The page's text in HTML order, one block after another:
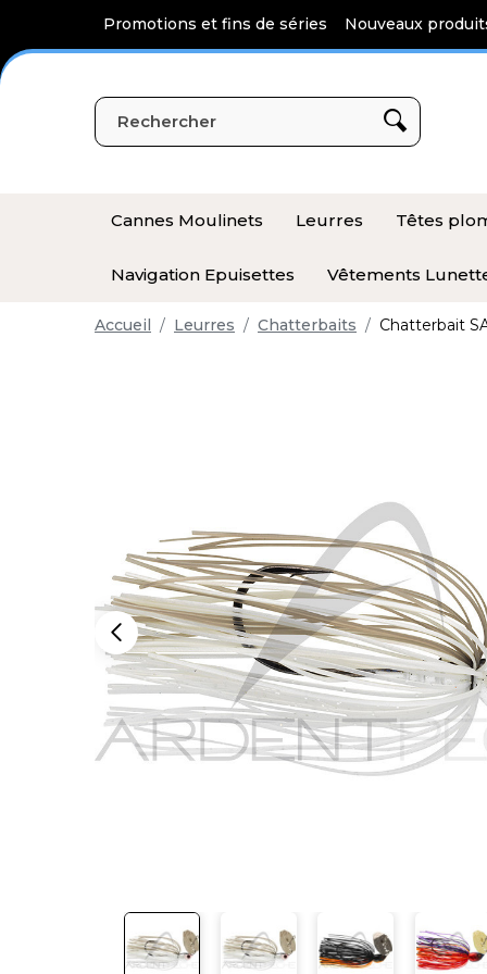
Promotions et fins de séries Nouveaux
Cannes Moulinets Leurres Têtes
Navigation Epuisettes Vêtements
Accueil Leurres Chatterbaits Chatterbait